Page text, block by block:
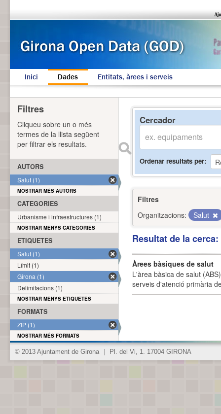
Inici Dades Entitats, àrees i serveis
Cercador
Ordenar resultats per
Filtres
Organitzacions:
Salut
Resultat de la
Àrees bàsiques de salut
L'àrea bàsica de salut
serveis d'atenció primària
Filtres
Cliqueu sobre un o més
termes de la llista següent
per filtrar els resultats.
AUTORS
Salut (1)
MOSTRAR MÉS AUTORS
CATEGORIES
Urbanisme i infraestructures (1)
MOSTRAR MENYS CATEGORIES
ETIQUETES
Salut (1)
Límit (1)
Girona (1)
Delimitacions (1)
MOSTRAR MENYS ETIQUETES
FORMATS
ZIP (1)
MOSTRAR MÉS FORMATS
© 2013 Ajuntament de Girona Pl. del Vi, 1. 17004 GIRONA